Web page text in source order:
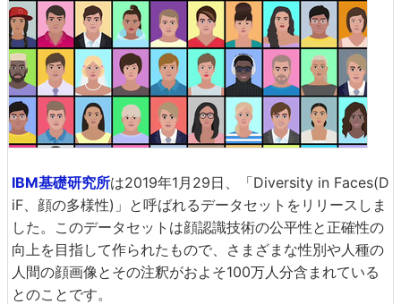
IBM基礎研究所は2019年1月29日、「Diversity in Faces(D
iF、顔の多様性)」と呼ばれるデータセットをリリースしま
した。このデータセットは顔認識技術の公平性と正確性の
向上を目指して作られたもので、さまざまな性別や人種の
人間の顔画像とその注釈がおよそ100万人分含まれている
とのことです。